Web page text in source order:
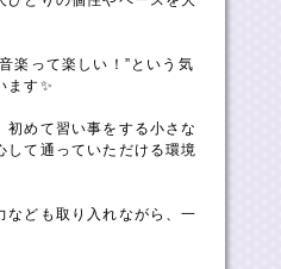
楽って楽しい！”という気
ます✨
初めて習い事をする小さな
て通っていただける環境
なども取り入れながら、一